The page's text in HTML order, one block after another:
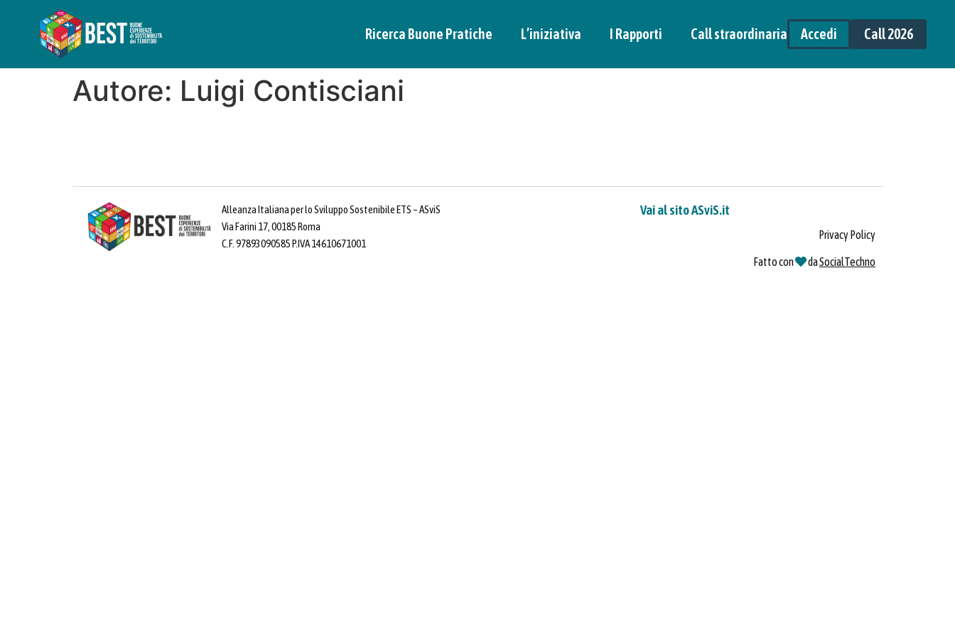
Ricerca Buone Pratiche L’iniziativa I Rapporti Call straordinaria Accedi Call 2026
Autore: Luigi Contisciani
Alleanza Italiana per lo Sviluppo Sostenibile ETS – ASviS
Via Farini 17, 00185 Roma
C.F. 97893090585 P.IVA 14610671001
Vai al sito ASviS.it
Privacy Policy
Fatto con daSocialTechno